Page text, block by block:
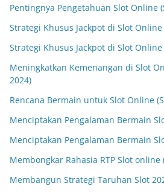
Pentingnya Pengetahuan Slot Online
Strategi Khusus Jackpot di Slot
Strategi Khusus Jackpot di Slot
Meningkatkan Kemenangan di Slot
2024)
Rencana Bermain untuk Slot Online
Menciptakan Pengalaman Bermain
Menciptakan Pengalaman Bermain
Membongkar Rahasia RTP Slot
Membangun Strategi Taruhan Slot